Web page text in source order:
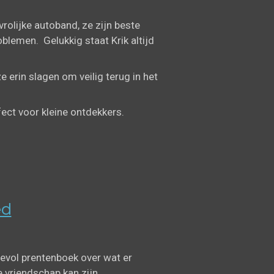
autoband, ze zijn beste
Gelukkig staat Krik altijd
erin slagen om veilig terug in het
voor kleine ontdekkers.
prentenboek over wat er